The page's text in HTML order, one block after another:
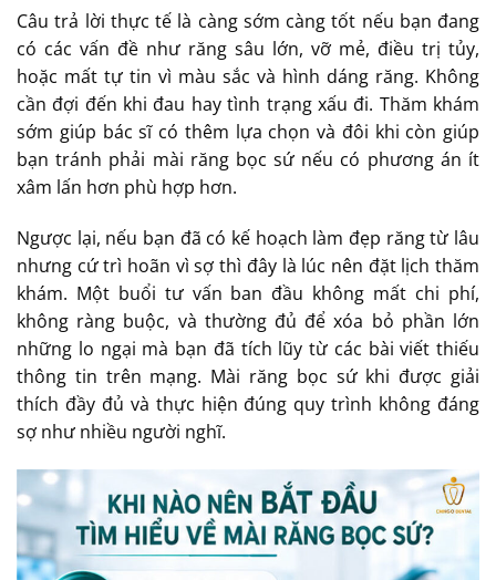
Câu trả lời thực tế là càng sớm càng tốt nếu bạn đang
có các vấn đề như răng sâu lớn, vỡ mẻ, điều trị tủy,
hoặc mất tự tin vì màu sắc và hình dáng răng. Không
cần đợi đến khi đau hay tình trạng xấu đi. Thăm khám
sớm giúp bác sĩ có thêm lựa chọn và đôi khi còn giúp
bạn tránh phải mài răng bọc sứ nếu có phương án ít
xâm lấn hơn phù hợp hơn.
Ngược lại, nếu bạn đã có kế hoạch làm đẹp răng từ lâu
nhưng cứ trì hoãn vì sợ thì đây là lúc nên đặt lịch thăm
khám. Một buổi tư vấn ban đầu không mất chi phí,
không ràng buộc, và thường đủ để xóa bỏ phần lớn
những lo ngại mà bạn đã tích lũy từ các bài viết thiếu
thông tin trên mạng. Mài răng bọc sứ khi được giải
thích đầy đủ và thực hiện đúng quy trình không đáng
sợ như nhiều người nghĩ.